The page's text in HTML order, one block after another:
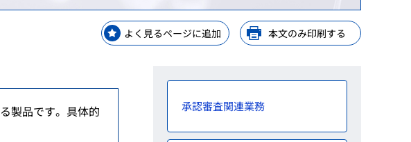
機関に対する調査等業務
ジウム・ワークショップ
クコメント
ウム・ワークショップ
基準
よく見るページに追加 本文のみ印刷する
製品です。具体的
承認審査関連業務